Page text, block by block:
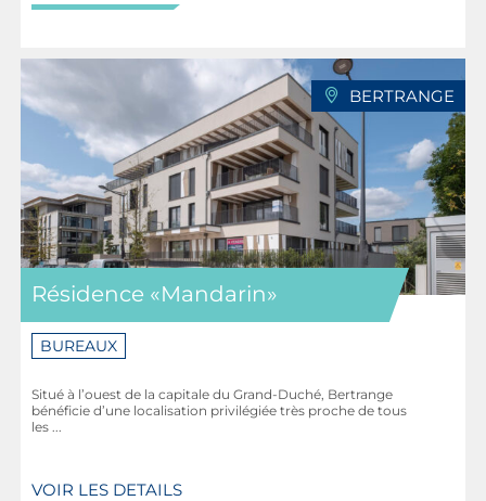
BERTRANGE
Résidence «Mandarin»
BUREAUX
Situé à l’ouest de la capitale du Grand-Duché, Bertrange
bénéficie d’une localisation privilégiée très proche de tous
les ...
VOIR LES DETAILS